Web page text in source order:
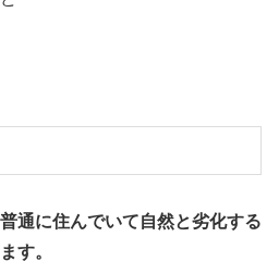
通に住んでいて自然と劣化する
す。